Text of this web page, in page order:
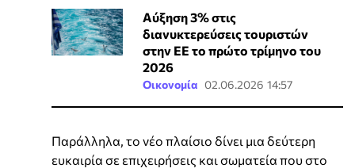
Αύξηση 3% στις
διανυκτερεύσεις τουριστών
στην ΕΕ το πρώτο τρίμηνο του
2026
Οικονομία 02.06.2026 14:57
Παράλληλα, το νέο πλαίσιο δίνει μια δεύτερη
ευκαιρία σε επιχειρήσεις και σωματεία που στο